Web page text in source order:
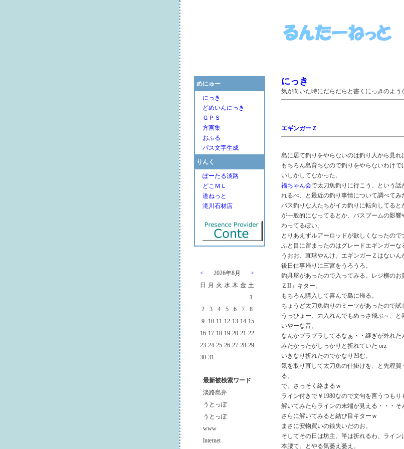
めにゅー
にっき
どめいんにっき
ＧＰＳ
方言集
おふる
パス文字生成
りんく
ぽーたる淡路
どこＭＬ
道ねっと
滝川石材店
< 2026年8月
>
日
月 火 水 木 金 土
1
2
3 4 5 6 7
8
9 10 11 12 13 14 15
16 17 18 19 20 21 22
23 24 25 26 27 28 29
30 31
最新被検索ワード
淡路島弁
うとっぽ
うとっぽ
www
lnternet
にっき
気が向いた時にだらだらと書くにっきのよう
エギンガーＺ
島に居て釣りをやらないのは釣り人から見れ
もちろん島育ちなので釣りをやらないわけ
いしかしてなかった。
福ちゃん会で太刀魚釣りに行こう、という話
れるべ、と最近の釣り事情について調べてみ
バス釣りな人たちがイカ釣りに転向してる
が一般的になってるとか、バスブームの影
わってるぽい。
とりあえずルアーロッドが欲しくなったので
ふと目に留まったのはグレードエギンガーな
うおお、直球やんけ。エギンガーＺはないん
後日仕事帰りに三宮をうろうろ。
釣具屋があったので入ってみる。レジ横の
ＺII」キター。
もちろん購入して喜んで島に帰る。
ちょうど太刀魚釣りのミーツがあったので試
うっひょー、力入れんでもめっさ飛ぶ～、と
いやーな音。
なんかプラプラしてるなぁ・・継ぎが外れ
みたかったがしっかりと折れていた orz
いきなり折れたのでかなり凹む。
気を取り直して太刀魚の仕掛けを、と先程買
る。
で、さっそく絡まるｗ
ライン付きで￥1980なので文句を言うつも
解いてみたらラインの末端が見える・・・そ
さらに解いてみると結び目キターｗ
まさに安物買いの銭失いだのお。
そしてその日は坊主。竿は折れるわ、ライ
本腰て。とやる気萎え萎え。